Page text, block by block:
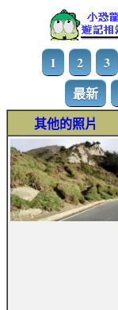
1 2 3
最新
其他的照片